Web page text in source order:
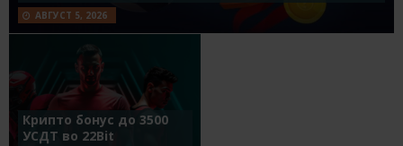
АВГУСТ 5, 2026
Крипто бонус до 3500
УСДТ во 22Bit